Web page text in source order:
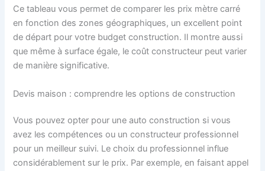
Ce tableau vous permet de comparer les prix mètre carré
en fonction des zones géographiques, un excellent point
de départ pour votre budget construction. Il montre aussi
que même à surface égale, le coût constructeur peut varier
de manière significative.
Devis maison : comprendre les options de construction
Vous pouvez opter pour une auto construction si vous
avez les compétences ou un constructeur professionnel
pour un meilleur suivi. Le choix du professionnel influe
considérablement sur le prix. Par exemple, en faisant appel